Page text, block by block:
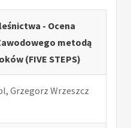
- Ocena
metodą
(FIVE STEPS)
Grzegorz Wrzeszcz